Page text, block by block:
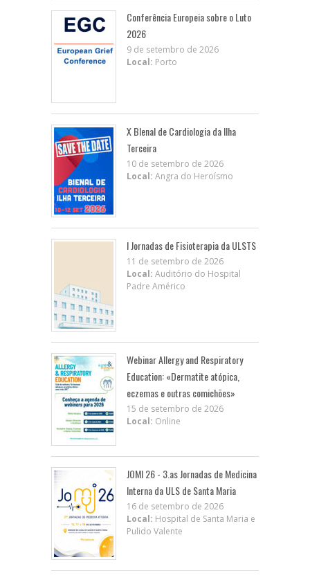
Conferência Europeia sobre o Luto
2026
9 de setembro de 2026
Local: Porto
X BIenal de Cardiologia da Ilha
Terceira
10 de setembro de 2026
Local: Angra do Heroísmo
I Jornadas de Fisioterapia da ULSTS
11 de setembro de 2026
Local: Auditório do Hospital
Padre Américo
Webinar Allergy and Respiratory
Education: «Dermatite atópica,
eczemas e outras comichões»
15 de setembro de 2026
Local: Online
JOMI 26 - 3.as Jornadas de Medicina
Interna da ULS de Santa Maria
16 de setembro de 2026
Local: Hospital de Santa Maria e
Pulido Valente